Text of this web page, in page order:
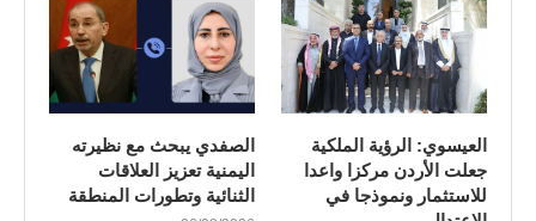
العيسوي: الرؤية الملكية
جعلت الأردن مركزا واعدا
للاستثمار ونموذجا في
الصفدي يبحث مع نظيرته
اليمنية تعزيز العلاقات
الثنائية وتطورات المنطقة